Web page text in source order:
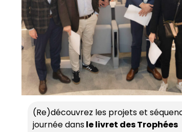
(Re)découvrez les projets et
journée dansle livret des Trophées